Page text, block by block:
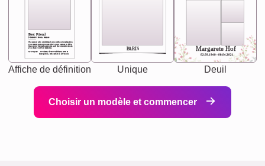
Best Friend
[<NAME>] Noun, feminie
Synonyms: Soulmate, closet confidante, sister at
heart person, life partner in adventure.
The person who understands you without explanation
you accepts just as you are. She's your partner in life's,
chaos your biggest supporter, and the one with whom
you share your best memories.
Affiche de définition
PARIS
Unique
Margarete Hof
02.05.1940 - 08.04.2021
Deuil
Choisir un modèle et commencer